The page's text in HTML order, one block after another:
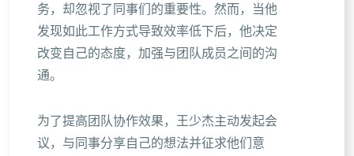
务，却忽视了同事们的重要性。然而，当他
发现如此工作方式导致效率低下后，他决定
改变自己的态度，加强与团队成员之间的沟
通。
为了提高团队协作效果，王少杰主动发起会
议，与同事分享自己的想法并征求他们意